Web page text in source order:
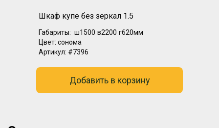
Шкаф купе без зеркал 1.5
Габариты: ш1500 в2200 г620мм
Цвет: сонома
Артикул: #7396
Добавить в корзину